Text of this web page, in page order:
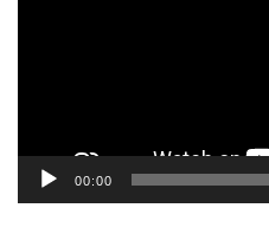
00:00